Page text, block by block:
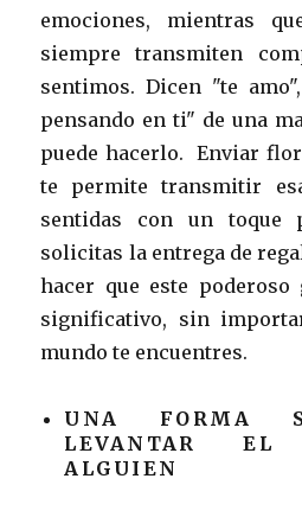
emociones, mientras
siempre transmiten
sentimos. Dicen "te
pensando en ti" de una
puede hacerlo. Enviar
te permite transmitir
sentidas con un toque
solicitas la entrega de
hacer que este poderoso
significativo, sin
mundo te encuentres.
UNA FORMA
LEVANTAR
ALGUIEN